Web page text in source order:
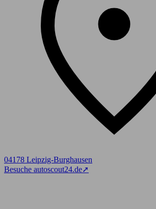
04178 Leipzig-Burghausen
Besuche autoscout24.de➚